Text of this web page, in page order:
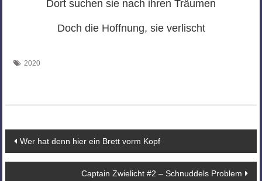
Dort suchen sie nach ihren Träumen
Doch die Hoffnung, sie verlischt
2020
Beitragsnavigation
Wer hat denn hier ein Brett vorm Kopf
Captain Zwielicht #2 – Schnuddels Problem